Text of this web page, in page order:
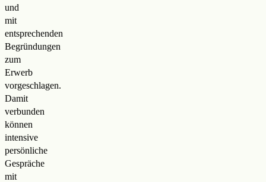
und
mit
entsprechenden
Begründungen
zum
Erwerb
vorgeschlagen.
Damit
verbunden
können
intensive
persönliche
Gespräche
mit